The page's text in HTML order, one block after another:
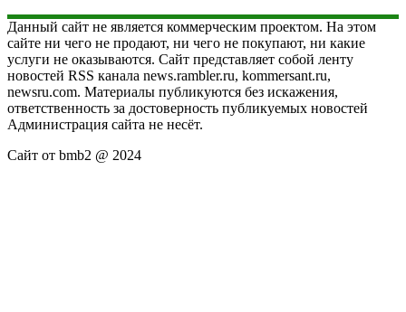
Данный сайт не является коммерческим проектом. На этом
сайте ни чего не продают, ни чего не покупают, ни какие
услуги не оказываются. Сайт представляет собой ленту
новостей RSS канала news.rambler.ru, kommersant.ru,
newsru.com. Материалы публикуются без искажения,
ответственность за достоверность публикуемых новостей
Администрация сайта не несёт.
Сайт от bmb2 @ 2024